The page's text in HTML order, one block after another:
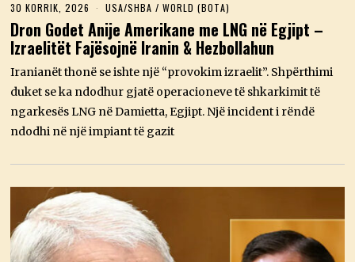
30 KORRIK, 2026
0
K
O
R
R
K
,
0
USA/SHBA / WORLD (BOTA)
Dron Godet Anije Amerikane me LNG në Egjipt –
Izraelitët Fajësojnë Iranin & Hezbollahun
Iranianët thonë se ishte një “provokim izraelit”. Shpërthimi
duket se ka ndodhur gjatë operacioneve të shkarkimit të
ngarkesës LNG në Damietta, Egjipt. Një incident i rëndë
ndodhi në një impiant të gazit